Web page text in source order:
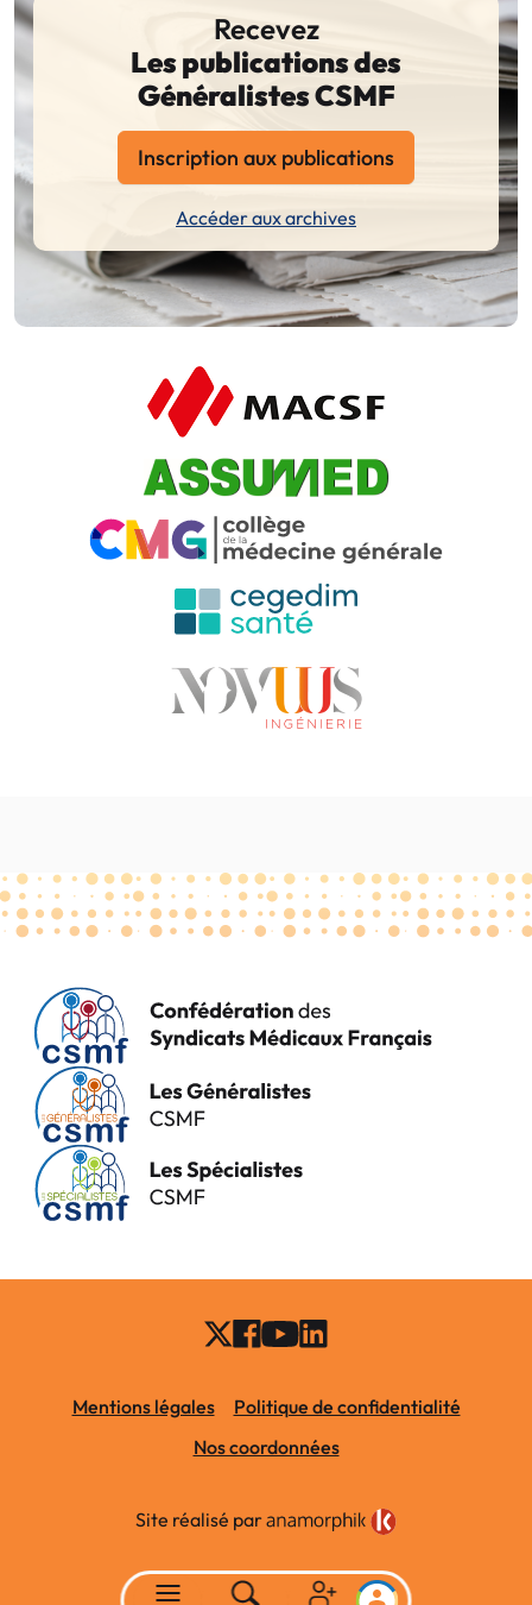
Recevez
Les publications des
Généralistes CSMF
Inscription aux publications
Accéder aux archives
Mentions légales
Politique de confidentialité
Nos coordonnées
Site réalisé par